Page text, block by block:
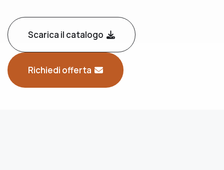
Scarica il catalogo
Richiedi offerta